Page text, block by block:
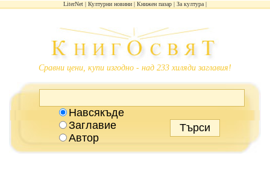
LiterNet Културни новини Книжен пазар За култура
Сравни цени, купи изгодно - над 233 хиляди заглавия!
Навсякъде
Заглавие
Автор